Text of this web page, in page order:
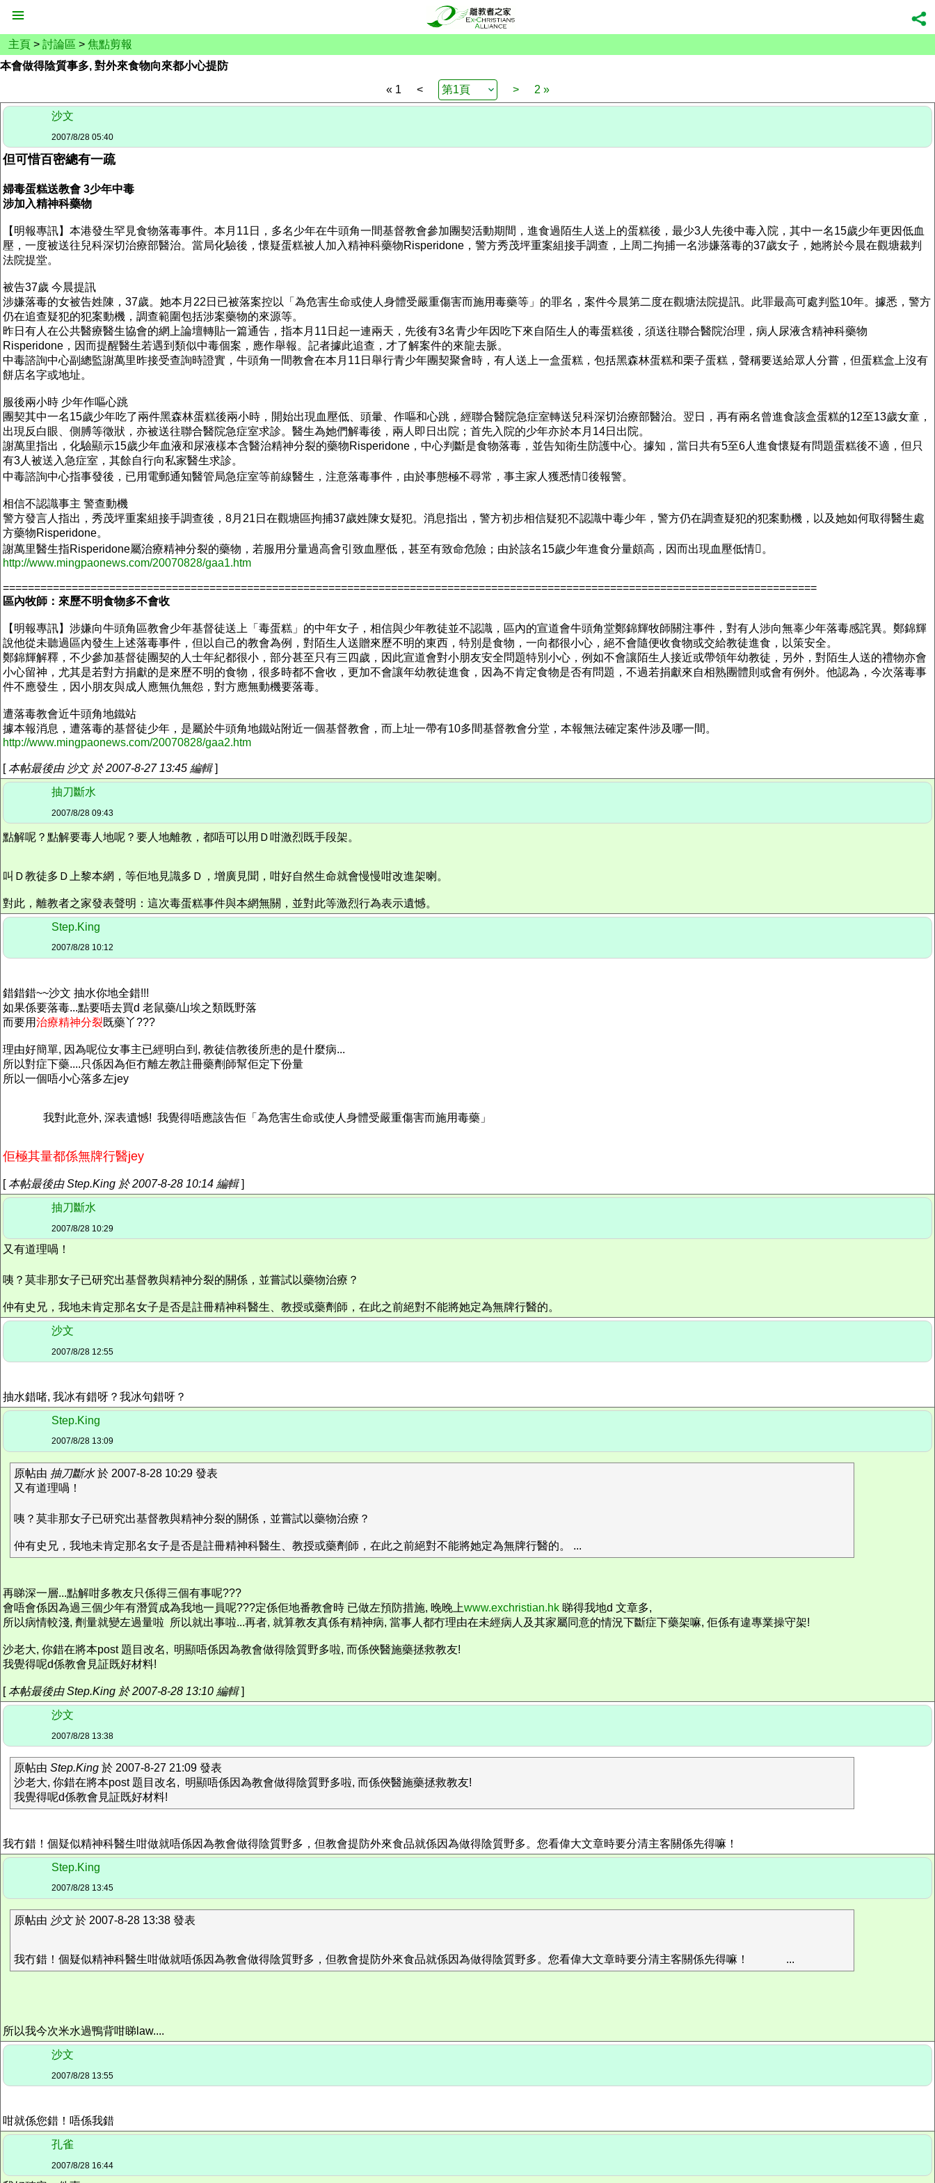
主頁 > 討論區 > 焦點剪報
本會做得陰質事多, 對外來食物向來都小心提防
« 1
< > 2 »
沙文
2007/8/28 05:40
但可惜百密總有一疏
婦毒蛋糕送教會 3少年中毒
涉加入精神科藥物
【明報專訊】本港發生罕見食物落毒事件。本月11日，多名少年在牛頭角一間基督教會參加團契活動期間，進食過陌生人送上的蛋糕後，最少3人先後中毒入院，其中一名15歲少年更因低血
壓，一度被送往兒科深切治療部醫治。當局化驗後，懷疑蛋糕被人加入精神科藥物Risperidone，警方秀茂坪重案組接手調查，上周二拘捕一名涉嫌落毒的37歲女子，她將於今晨在觀塘裁判
法院提堂。
被告37歲 今晨提訊
涉嫌落毒的女被告姓陳，37歲。她本月22日已被落案控以「為危害生命或使人身體受嚴重傷害而施用毒藥等」的罪名，案件今晨第二度在觀塘法院提訊。此罪最高可處判監10年。據悉，警方
仍在追查疑犯的犯案動機，調查範圍包括涉案藥物的來源等。
昨日有人在公共醫療醫生協會的網上論壇轉貼一篇通告，指本月11日起一連兩天，先後有3名青少年因吃下來自陌生人的毒蛋糕後，須送往聯合醫院治理，病人尿液含精神科藥物
Risperidone，因而提醒醫生若遇到類似中毒個案，應作舉報。記者據此追查，才了解案件的來龍去脈。
中毒諮詢中心副總監謝萬里昨接受查詢時證實，牛頭角一間教會在本月11日舉行青少年團契聚會時，有人送上一盒蛋糕，包括黑森林蛋糕和栗子蛋糕，聲稱要送給眾人分嘗，但蛋糕盒上沒有
餅店名字或地址。
服後兩小時 少年作嘔心跳
團契其中一名15歲少年吃了兩件黑森林蛋糕後兩小時，開始出現血壓低、頭暈、作嘔和心跳，經聯合醫院急症室轉送兒科深切治療部醫治。翌日，再有兩名曾進食該盒蛋糕的12至13歲女童，
出現反白眼、側膊等徵狀，亦被送往聯合醫院急症室求診。醫生為她們解毒後，兩人即日出院；首先入院的少年亦於本月14日出院。
謝萬里指出，化驗顯示15歲少年血液和尿液樣本含醫治精神分裂的藥物Risperidone，中心判斷是食物落毒，並告知衛生防護中心。據知，當日共有5至6人進食懷疑有問題蛋糕後不適，但只
有3人被送入急症室，其餘自行向私家醫生求診。
中毒諮詢中心指事發後，已用電郵通知醫管局急症室等前線醫生，注意落毒事件，由於事態極不尋常，事主家人獲悉情後報警。
相信不認識事主 警查動機
警方發言人指出，秀茂坪重案組接手調查後，8月21日在觀塘區拘捕37歲姓陳女疑犯。消息指出，警方初步相信疑犯不認識中毒少年，警方仍在調查疑犯的犯案動機，以及她如何取得醫生處
方藥物Risperidone。
謝萬里醫生指Risperidone屬治療精神分裂的藥物，若服用分量過高會引致血壓低，甚至有致命危險；由於該名15歲少年進食分量頗高，因而出現血壓低情。
http://www.mingpaonews.com/20070828/gaa1.htm
==================================================================================================================================
區內牧師：來歷不明食物多不會收
【明報專訊】涉嫌向牛頭角區教會少年基督徒送上「毒蛋糕」的中年女子，相信與少年教徒並不認識，區內的宣道會牛頭角堂鄭錦輝牧師關注事件，對有人涉向無辜少年落毒感詫異。鄭錦輝
說他從未聽過區內發生上述落毒事件，但以自己的教會為例，對陌生人送贈來歷不明的東西，特別是食物，一向都很小心，絕不會隨便收食物或交給教徒進食，以策安全。
鄭錦輝解釋，不少參加基督徒團契的人士年紀都很小，部分甚至只有三四歲，因此宣道會對小朋友安全問題特別小心，例如不會讓陌生人接近或帶領年幼教徒，另外，對陌生人送的禮物亦會
小心留神，尤其是若對方捐獻的是來歷不明的食物，很多時都不會收，更加不會讓年幼教徒進食，因為不肯定食物是否有問題，不過若捐獻來自相熟團體則或會有例外。他認為，今次落毒事
件不應發生，因小朋友與成人應無仇無怨，對方應無動機要落毒。
遭落毒教會近牛頭角地鐵站
據本報消息，遭落毒的基督徒少年，是屬於牛頭角地鐵站附近一個基督教會，而上址一帶有10多間基督教會分堂，本報無法確定案件涉及哪一間。
http://www.mingpaonews.com/20070828/gaa2.htm
[本帖最後由 沙文 於 2007-8-27 13:45 編輯]
抽刀斷水
2007/8/28 09:43
點解呢？點解要毒人地呢？要人地離教，都唔可以用Ｄ咁激烈既手段架。
叫Ｄ教徒多Ｄ上黎本網，等佢地見識多Ｄ，增廣見聞，咁好自然生命就會慢慢咁改進架喇。
對此，離教者之家發表聲明：這次毒蛋糕事件與本網無關，並對此等激烈行為表示遺憾。
Step.King
2007/8/28 10:12
錯錯錯~~沙文 抽水你地全錯!!!
如果係要落毒...點要唔去買d 老鼠藥/山埃之類既野落
而要用治療精神分裂既藥丫???
理由好簡單, 因為呢位女事主已經明白到, 教徒信教後所患的是什麼病...
所以對症下藥....只係因為佢冇離左教註冊藥劑師幫佢定下份量
所以一個唔小心落多左jey
我對此意外, 深表遺憾! 我覺得唔應該告佢「為危害生命或使人身體受嚴重傷害而施用毒藥」
佢極其量都係無牌行醫jey
[本帖最後由 Step.King 於 2007-8-28 10:14 編輯]
抽刀斷水
2007/8/28 10:29
又有道理喎！
咦？莫非那女子已研究出基督教與精神分裂的關係，並嘗試以藥物治療？
仲有史兄，我地未肯定那名女子是否是註冊精神科醫生、教授或藥劑師，在此之前絕對不能將她定為無牌行醫的。
沙文
2007/8/28 12:55
抽水錯啫, 我冰有錯呀？我冰句錯呀？
Step.King
2007/8/28 13:09
原帖由 抽刀斷水於 2007-8-28 10:29 發表
又有道理喎！
咦？莫非那女子已研究出基督教與精神分裂的關係，並嘗試以藥物治療？
仲有史兄，我地未肯定那名女子是否是註冊精神科醫生、教授或藥劑師，在此之前絕對不能將她定為無牌行醫的。 ...
再睇深一層...點解咁多教友只係得三個有事呢???
會唔會係因為過三個少年有潛質成為我地一員呢???定係佢地番教會時 已做左預防措施, 晚晚上www.exchristian.hk 睇得我地d 文章多,
所以病情較淺, 劑量就變左過量啦 所以就出事啦...再者, 就算教友真係有精神病, 當事人都冇理由在未經病人及其家屬同意的情況下斷症下藥架嘛, 佢係有違專業操守架!
沙老大, 你錯在將本post 題目改名, 明顯唔係因為教會做得陰質野多啦, 而係俠醫施藥拯救教友!
我覺得呢d係教會見証既好材料!
[本帖最後由 Step.King 於 2007-8-28 13:10 編輯]
沙文
2007/8/28 13:38
原帖由 Step.King 於 2007-8-27 21:09 發表
沙老大, 你錯在將本post 題目改名, 明顯唔係因為教會做得陰質野多啦, 而係俠醫施藥拯救教友!
我覺得呢d係教會見証既好材料!
我冇錯！個疑似精神科醫生咁做就唔係因為教會做得陰質野多，但教會提防外來食品就係因為做得陰質野多。您看偉大文章時要分清主客關係先得嘛！
Step.King
2007/8/28 13:45
原帖由 沙文於 2007-8-28 13:38 發表
我冇錯！個疑似精神科醫生咁做就唔係因為教會做得陰質野多，但教會提防外來食品就係因為做得陰質野多。您看偉大文章時要分清主客關係先得嘛！ ...
所以我今次米水過鴨背咁睇law....
沙文
2007/8/28 13:55
咁就係您錯！唔係我錯
孔雀
2007/8/28 16:44